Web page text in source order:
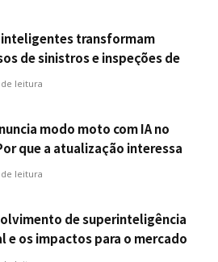
inteligentes transformam
de sinistros e inspeções de
leitura
modo moto com IA no
que a atualização interessa
segurador?
leitura
de superinteligência
e os impactos para o mercado